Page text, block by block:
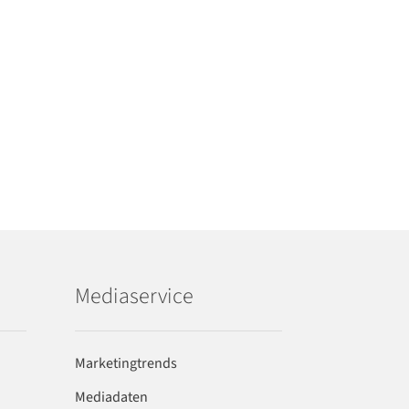
Mediaservice
Marketingtrends
Mediadaten